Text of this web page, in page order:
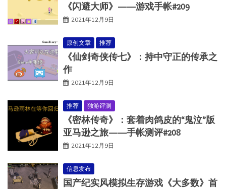
《闪避大师》——游戏手帐#209
2021年12月9日
原创文章 推荐
《仙剑奇侠传七》：持中守正的传承之
作
2021年12月9日
推荐 独游评测
《密林传奇》：套着肉鸽皮的“鬼泣”版
亚马逊之旅——手帐测评#208
2021年12月9日
信息发布
国产纪实风模拟生存游戏《大多数》首